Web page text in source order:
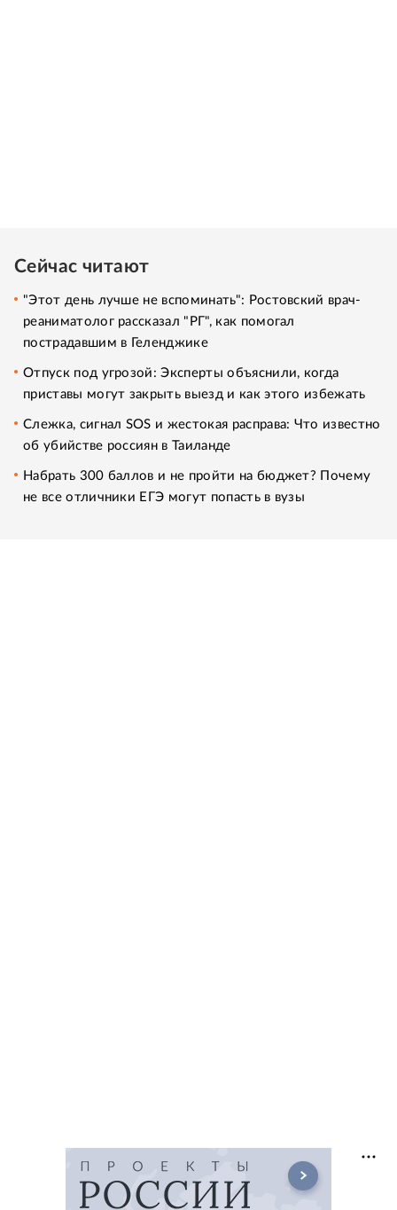
Сейчас читают
"Этот день лучше не вспоминать": Ростовский врач-
реаниматолог рассказал "РГ", как помогал
пострадавшим в Геленджике
Отпуск под угрозой: Эксперты объяснили, когда
приставы могут закрыть выезд и как этого избежать
Слежка, сигнал SOS и жестокая расправа: Что известно
об убийстве россиян в Таиланде
Набрать 300 баллов и не пройти на бюджет? Почему
не все отличники ЕГЭ могут попасть в вузы